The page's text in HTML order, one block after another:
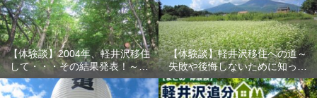
【体験談】2004年、軽井沢移住
して・・・その結果発表！～失
敗や後悔しないために知ってお
きたいこと
【体験談】軽井沢移住への道～
失敗や後悔しないために知って
おきたいこと